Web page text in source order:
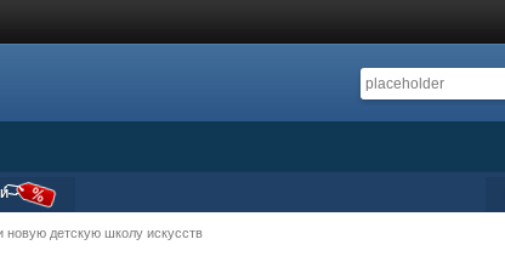
новую детскую школу искусств